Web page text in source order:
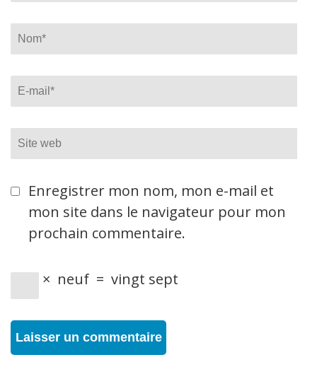
Name
Email*
Site
web
Enregistrer mon nom, mon e-mail et
mon site dans le navigateur pour mon
prochain commentaire.
× neuf = vingt sept